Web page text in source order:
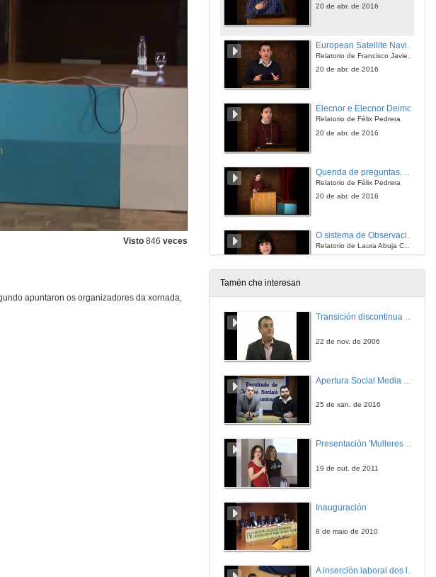
Visto 846 veces
apuntaron os organizadores da xornada,
20 de abr. de 2016
Relatorio de Francisco Javier Díaz Otero
20 de abr. de 2016
Elecnor e Elecnor Deimos
Relatorio de Félix Pedrera
20 de abr. de 2016
Relatorio de Félix Pedrera
20 de abr. de 2016
O sistema de Observación da Terra de UrtheCast
Relatorio de Laura Abuja Conde
Quenda de preguntas. O sistema de Observación da Terra de UrtheCast
Tamén che interesan
Transición discontinua de partículas de microgel termosensible
22 de nov. de 2006
25 de xan. de 2016
Presentación 'Mulleres no software libre'
19 de out. de 2011
Inauguración
8 de maio de 2010
A inserción laboral dos licenciados en Ciencias do Mar: a carreira investigadora